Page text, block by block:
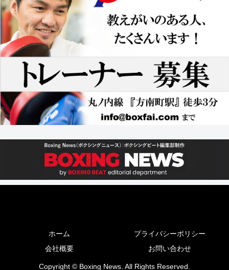
ホーム
プライバシーポリシー
会社概要
お問い合わせ
Copyright © Boxing News. All Rights Reserved.